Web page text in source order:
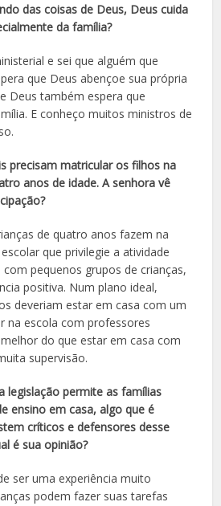
das coisas de Deus, Deus cuida
da família?
e sei que alguém que
que Deus abençoe sua própria
Deus também espera que
E conheço muitos ministros de
precisam matricular os filhos na
anos de idade. A senhora vê
de quatro anos fazem na
que privilegie a atividade
pequenos grupos de crianças,
positiva. Num plano ideal,
deveriam estar em casa com um
na escola com professores
do que estar em casa com
supervisão.
legislação permite as famílias
ensino em casa, algo que é
críticos e defensores desse
é sua opinião?
ser uma experiência muito
podem fazer suas tarefas